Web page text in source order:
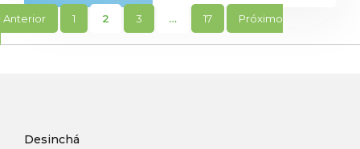
Anterior 1 2 3 … 17 Próximo
Desinchá